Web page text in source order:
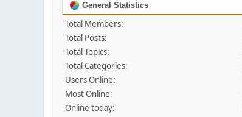
General Statistics
Total Members:
Total Posts:
Total Topics:
Total Categories:
Users Online:
Most Online:
Online today: